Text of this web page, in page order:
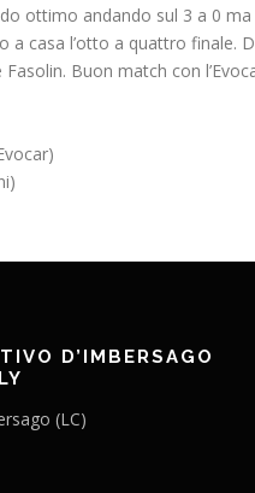
ottimo andando sul 3 a 0
a casa l’otto a quattro finale.
Buon match con
D’IMBERSAGO
(LC)